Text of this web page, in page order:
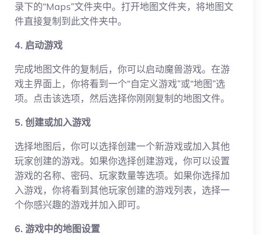
录下的“Maps”文件夹中。打开地图文件夹，将地图文
件直接复制到此文件夹中。
4. 启动游戏
完成地图文件的复制后，你可以启动魔兽游戏。在游
戏主界面上，你将看到一个“自定义游戏”或“地图”选
项。点击该选项，然后选择你刚刚复制的地图文件。
5. 创建或加入游戏
选择地图后，你可以选择创建一个新游戏或加入其他
玩家创建的游戏。如果你选择创建游戏，你可以设置
游戏的名称、密码、玩家数量等选项。如果你选择加
入游戏，你将看到其他玩家创建的游戏列表，选择一
个你感兴趣的游戏并加入即可。
6. 游戏中的地图设置